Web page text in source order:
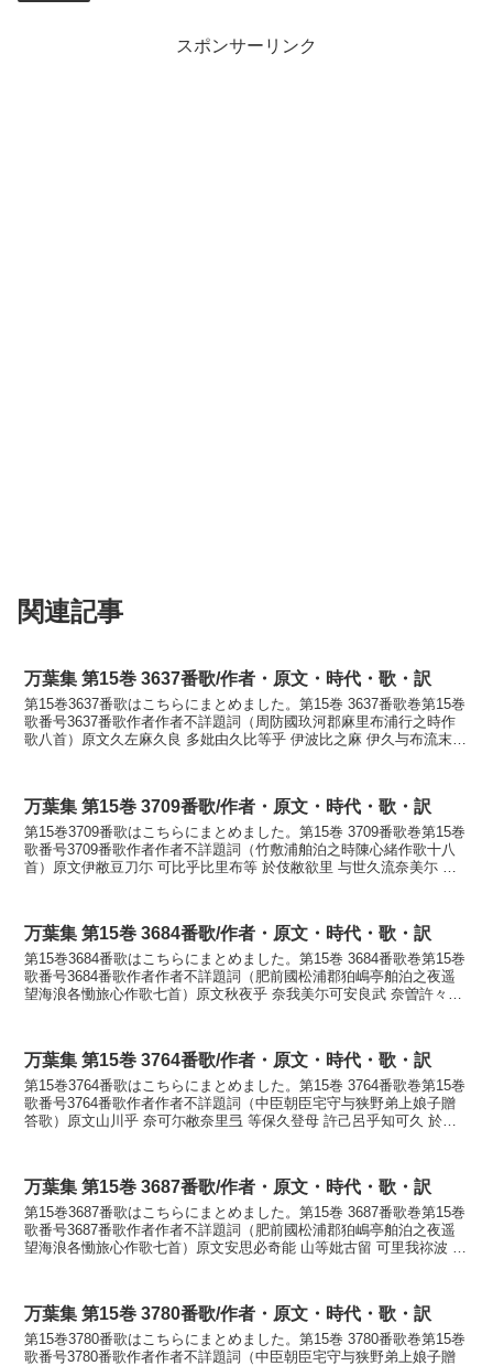
スポンサーリンク
関連記事
万葉集 第15巻 3637番歌/作者・原文・時代・歌・訳
第15巻3637番歌はこちらにまとめました。第15巻 3637番歌巻第15巻
歌番号3637番歌作者作者不詳題詞（周防國玖河郡麻里布浦行之時作
歌八首）原文久左麻久良 多妣由久比等乎 伊波比之麻 伊久与布流末弖
万葉集 第15巻 3709番歌/作者・原文・時代・歌・訳
第15巻3709番歌はこちらにまとめました。第15巻 3709番歌巻第15巻
歌番号3709番歌作者作者不詳題詞（竹敷浦舶泊之時陳心緒作歌十八
首）原文伊敝豆刀尓 可比乎比里布等 於伎敝欲里 与世久流奈美尓 許
万葉集 第15巻 3684番歌/作者・原文・時代・歌・訳
第15巻3684番歌はこちらにまとめました。第15巻 3684番歌巻第15巻
歌番号3684番歌作者作者不詳題詞（肥前國松浦郡狛嶋亭舶泊之夜遥
望海浪各慟旅心作歌七首）原文秋夜乎 奈我美尓可安良武 奈曽許々波
万葉集 第15巻 3764番歌/作者・原文・時代・歌・訳
第15巻3764番歌はこちらにまとめました。第15巻 3764番歌巻第15巻
歌番号3764番歌作者作者不詳題詞（中臣朝臣宅守与狭野弟上娘子贈
答歌）原文山川乎 奈可尓敝奈里弖 等保久登母 許己呂乎知可久 於毛
万葉集 第15巻 3687番歌/作者・原文・時代・歌・訳
第15巻3687番歌はこちらにまとめました。第15巻 3687番歌巻第15巻
歌番号3687番歌作者作者不詳題詞（肥前國松浦郡狛嶋亭舶泊之夜遥
望海浪各慟旅心作歌七首）原文安思必奇能 山等妣古留 可里我祢波 美
万葉集 第15巻 3780番歌/作者・原文・時代・歌・訳
第15巻3780番歌はこちらにまとめました。第15巻 3780番歌巻第15巻
歌番号3780番歌作者作者不詳題詞（中臣朝臣宅守与狭野弟上娘子贈